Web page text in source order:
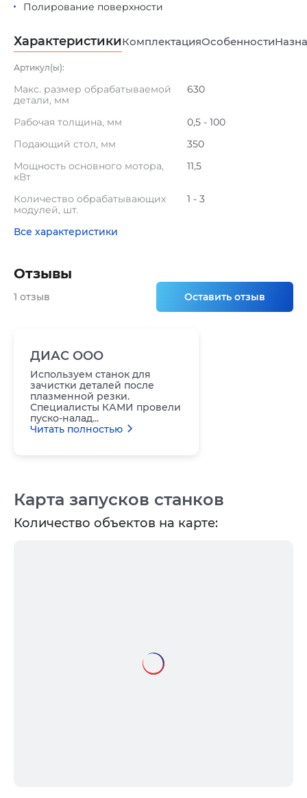
Полирование поверхности
ХарактеристикиКомплектацияОсобенности
Артикул(ы):
Макс. размер обрабатываемой
детали, мм
630
Рабочая толщина, мм
0,5 - 100
Подающий стол, мм
350
Мощность основного мотора,
кВт
11,5
Количество обрабатывающих
модулей, шт.
1 - 3
Все характеристики
Карта запусков станков
Количество объектов на карте:
Отзывы
1 отзыв Оставить отзыв
ДИАС ООО
Используем станок для
зачистки деталей после
плазменной резки.
Специалисты КАМИ провели
пуско-налад...
Читать полностью